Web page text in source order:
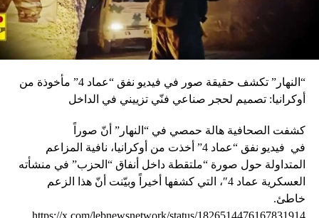
“النهار” تكشف حقيقة صور في فيديو نفق “عماد 4” مأخوذة من
أوكرانيا: تصميم لحجر صناعي فنّي تزييني في الداخل
كشفت الصحافية هالة حمصي في “النهار” أنّ صوراً
في فيديو
نفق “عماد 4” أخذت من أوكرانيا، نافية المزاعم
المتداولة حول صورة “ملتقطة داخل أنفاق “الحزب” في منشأته
العسكرية عماد 4″، التي كشفها أخيراً وبيّنت أنّ هذا الزعم
خاطئ.
https://x.com/lebnewsnetwork/status/1826514476167831914